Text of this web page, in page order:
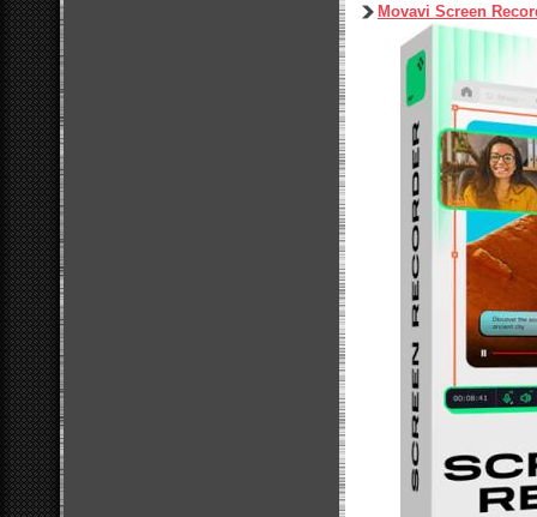
Movavi Screen